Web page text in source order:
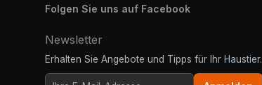
Folgen Sie uns auf Facebook
Newsletter
Erhalten Sie Angebote und Tipps für Ihr Haustier.